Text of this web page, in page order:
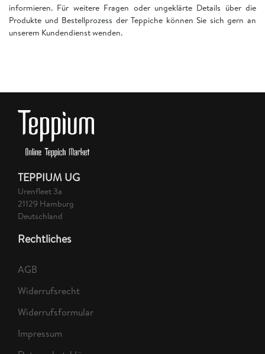
informieren. Für weitere Fragen oder ungeklärte Details über die
Produkte und Bestellprozess der Teppiche können Sie sich gern an
unserem Kundendienst wenden.
TEPPIUM UG
Urenfleet 3a
21129 Hamburg
Deutschland
Rechtliches
AGB
Widerrufsrecht
Widerrufsformular
Impressum